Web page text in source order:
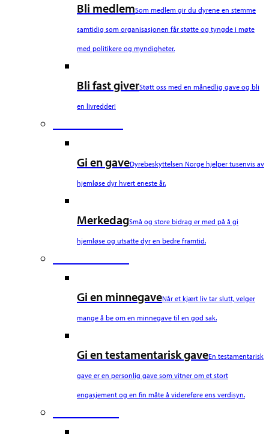
Bli medlemSom medlem gir du dyrene en stemme
samtidig som organisasjonen får støtte og tyngde i møte
med politikere og myndigheter.
Bli fast giverStøtt oss med en månedlig gave og bli
en livredder!
Gi en gaveDyrebeskyttelsen Norge hjelper tusenvis av
hjemløse dyr hvert eneste år.
MerkedagSmå og store bidrag er med på å gi
hjemløse og utsatte dyr en bedre framtid.
Gi en minnegaveNår et kjært liv tar slutt, velger
mange å be om en minnegave til en god sak.
Gi en testamentarisk gaveEn testamentarisk
gave er en personlig gave som vitner om et stort
engasjement og en fin måte å videreføre ens verdisyn.